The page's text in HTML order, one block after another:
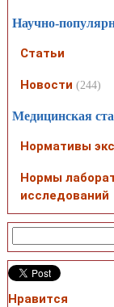
Научно-
Статьи
Новости (244)
Медицинская
Нормативы
Нормы
исследований
Нравится